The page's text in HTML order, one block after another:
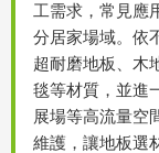
工需求，常見應
分居家場域。依
超耐磨地板、木
毯等材質，並進
展場等高流量空
維護，讓地板選